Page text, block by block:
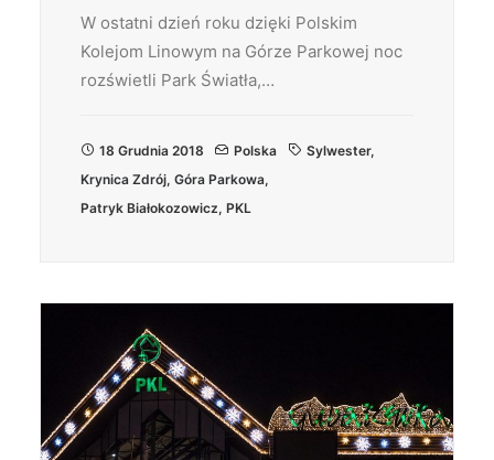
W ostatni dzień roku dzięki Polskim
Kolejom Linowym na Górze Parkowej noc
rozświetli Park Światła,…
18 Grudnia 2018 Polska Sylwester,
Krynica Zdrój, Góra Parkowa,
Patryk Białokozowicz, PKL